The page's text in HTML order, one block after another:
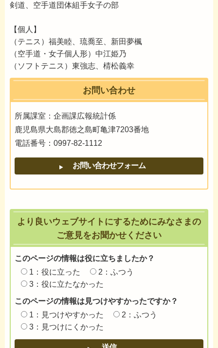
剣道、空手道団体組手女子の部
【個人】
（テニス）福美睦、琉喬至、新田夢楓
（空手道・女子個人形）中江姫乃
（ソフトテニス）東強志、棈松義幸
お問い合わせ
所属課室：企画課広報統計係
鹿児島県大島郡徳之島町亀津7203番地
電話番号：0997-82-1112
より良いウェブサイトにするためにみなさまの
ご意見をお聞かせください
このページの情報は役に立ちましたか？
1：役に立った
2：ふつう
3：役に立たなかった
このページの情報は見つけやすかったですか？
1：見つけやすかった
2：ふつう
3：見つけにくかった